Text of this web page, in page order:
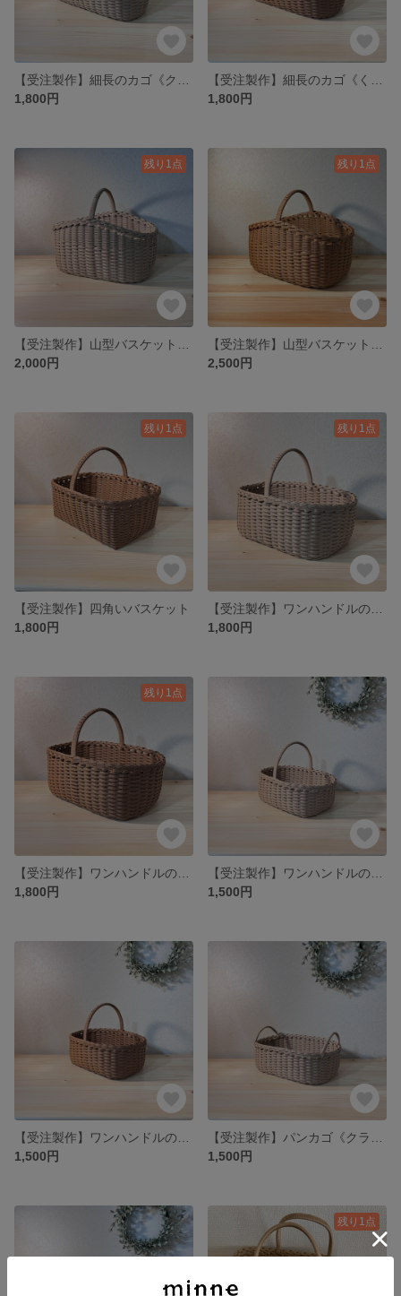
1,800円
1,800円
残り1点
2,000円
残り1点
2,500円
残り1点
【受注製作】四角いバスケット
1,800円
残り1点
1,800円
残り1点
1,800円
1,500円
1,500円
1,500円
残り1点